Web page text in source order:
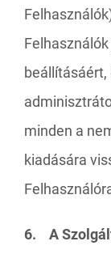
minden a
kiadására
6. A